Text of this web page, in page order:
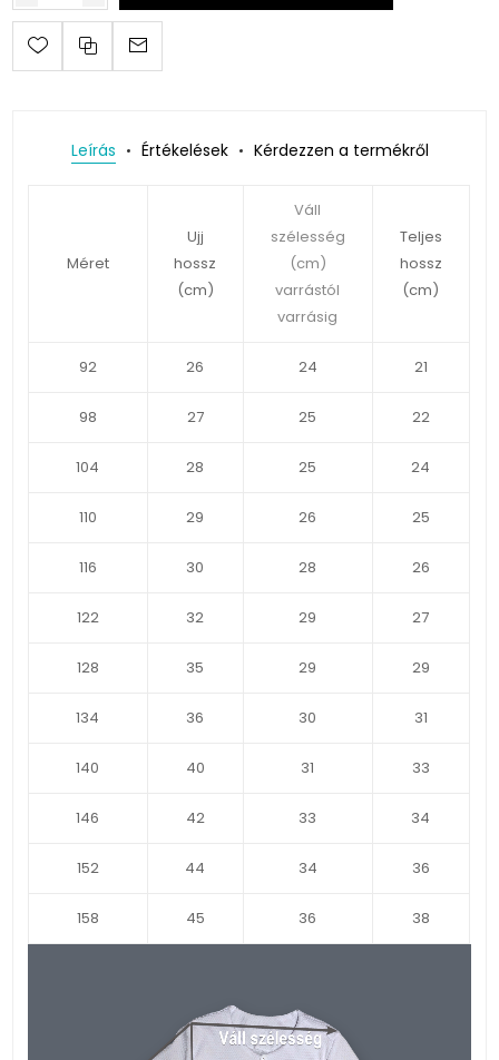
Leírás Értékelések Kérdezzen a termékről
Méret
Ujj
hossz
(cm)
Váll
szélesség
(cm)
varrástól
varrásig
Teljes
hossz
(cm)
92 26 24 21
98 27 25 22
104 28 25 24
110 29 26 25
116 30 28 26
122 32 29 27
128 35 29 29
134 36 30 31
140 40 31 33
146 42 33 34
152 44 34 36
158 45 36 38